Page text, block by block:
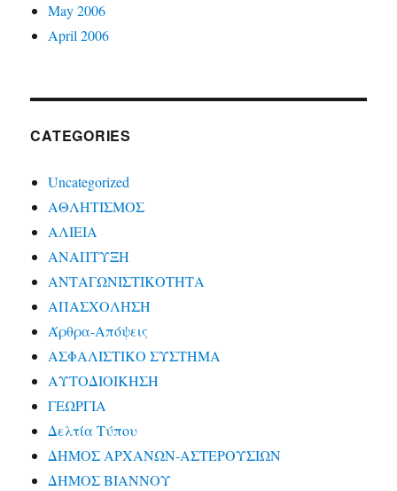
May 2006
April 2006
CATEGORIES
Uncategorized
ΑΘΛΗΤΙΣΜΟΣ
ΑΛΙΕΙΑ
ΑΝΑΠΤΥΞΗ
ΑΝΤΑΓΩΝΙΣΤΙΚΟΤΗΤΑ
ΑΠΑΣΧΟΛΗΣΗ
Άρθρα-Απόψεις
ΑΣΦΑΛΙΣΤΙΚΟ ΣΥΣΤΗΜΑ
ΑΥΤΟΔΙΟΙΚΗΣΗ
ΓΕΩΡΓΙΑ
Δελτία Τύπου
ΔΗΜΟΣ ΑΡΧΑΝΩΝ-ΑΣΤΕΡΟΥΣΙΩΝ
ΔΗΜΟΣ ΒΙΑΝΝΟΥ